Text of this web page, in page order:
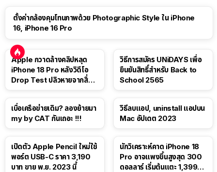
ตั้งค่ากล้องคุมโทนภาพด้วย Photographic Style ใน iPhone
16, iPhone 16 Pro
Apple กวาดล้างคลิปหลุด
iPhone 18 Pro หลังวิดีโอ
Drop Test ปลิวหายจากสื่อ
วิธีการสมัคร UNiDAYS เพื่อ
ยืนยันสิทธิ์สำหรับ Back to
School 2565
เบื่อเครือข่ายเดิม? ลองย้ายมา
my by CAT กันเถอะ !!!
วิธีลบแอป, uninstall แอปบน
Mac อัปเดต 2023
เปิดตัว Apple Pencil ใหม่ใช้
พอร์ต USB-C ราคา 3,190
บาท ขาย พ.ย. 2023 นี้
นักวิเคราะห์คาด iPhone 18
Pro อาจแพงขึ้นสูงสุด 300
ดอลลาร์ เริ่มต้นแตะ 1,399